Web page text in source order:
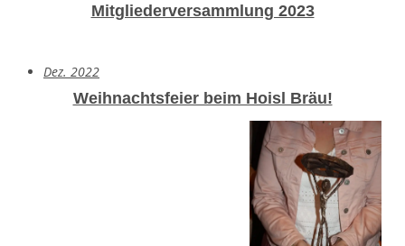
Mitgliederversammlung 2023
Dez. 2022
Weihnachtsfeier beim Hoisl Bräu!